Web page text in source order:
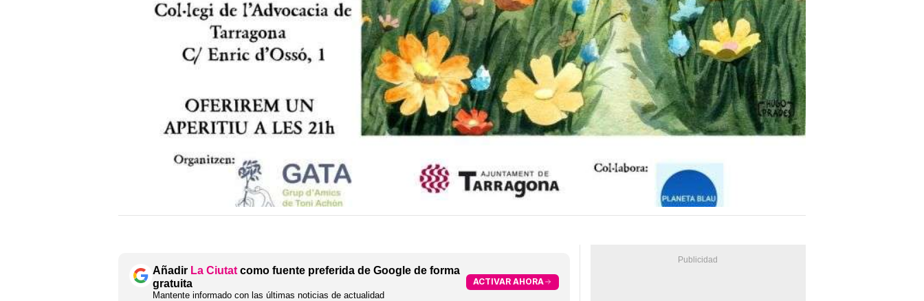
Añadir La Ciutat como fuente preferida de Google de forma
gratuita
Mantente informado con las últimas noticias de actualidad
ACTIVAR AHORA